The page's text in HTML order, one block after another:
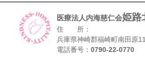
医療法人内海慈仁会姫路
住 所：
兵庫県神崎郡福崎町南田原
電話番号： 0790-22-0770